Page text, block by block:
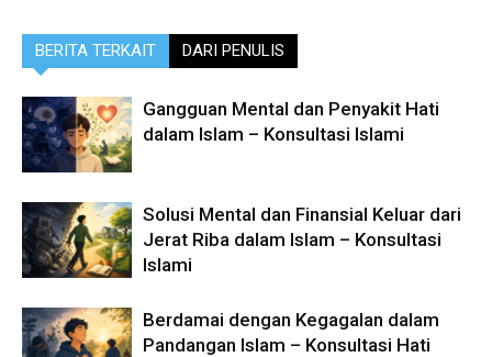
BERITA TERKAIT DARI PENULIS
Gangguan Mental dan Penyakit Hati
dalam Islam – Konsultasi Islami
Solusi Mental dan Finansial Keluar dari
Jerat Riba dalam Islam – Konsultasi
Islami
Berdamai dengan Kegagalan dalam
Pandangan Islam – Konsultasi Hati